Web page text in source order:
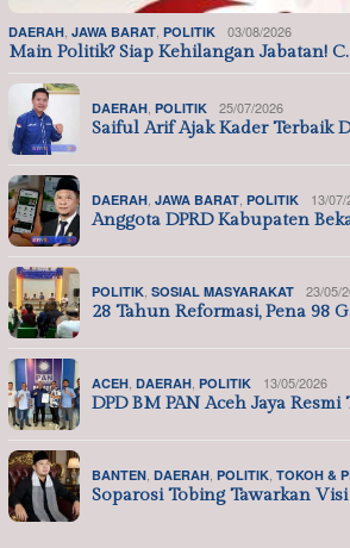
DAERAH JAWA BARAT POLITIK 03/08/2026
Main Politik? Siap Kehilangan Jabatan!
DAERAH POLITIK 25/07/2026
Saiful Arif Ajak Kader Terbaik
DAERAH JAWA BARAT POLITIK 13/
Anggota DPRD Kabupaten
POLITIK SOSIAL MASYARAKAT 23/05/
28 Tahun Reformasi, Pena 98
ACEH DAERAH POLITIK 13/05/2026
DPD BM PAN Aceh Jaya Resmi
BANTEN DAERAH POLITIK TOKOH &
Soparosi Tobing Tawarkan